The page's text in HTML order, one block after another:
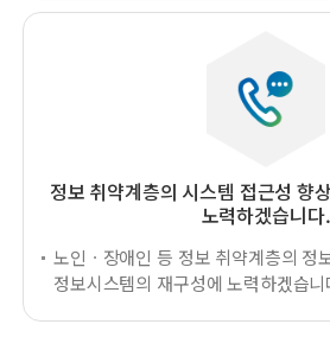
정보 취약계층의 시스템 접근성 향
노력하겠습니다.
노인ㆍ장애인 등 정보 취약계층의 정
정보시스템의 재구성에 노력하겠습니